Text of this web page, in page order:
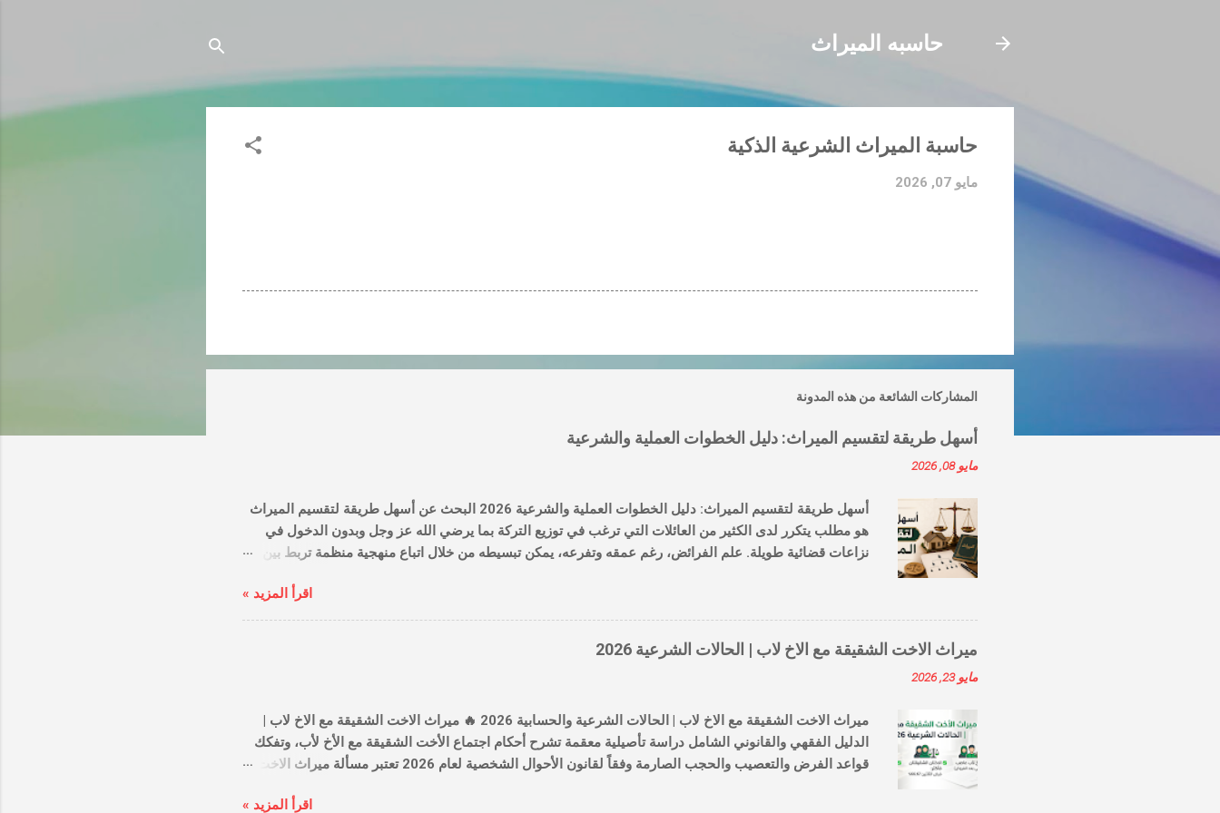
حاسبه الميراث
حاسبة الميراث الشرعية الذكية
مايو 07, 2026
المشاركات الشائعة من هذه المدونة
أسهل طريقة لتقسيم الميراث: دليل الخطوات العملية والشرعية
مايو 08, 2026
أسهل طريقة لتقسيم الميراث: دليل الخطوات العملية والشرعية 2026 البحث عن أسهل طريقة لتقسيم الميراث
هو مطلب يتكرر لدى الكثير من العائلات التي ترغب في توزيع التركة بما يرضي الله عز وجل وبدون الدخول في
نزاعات قضائية طويلة. علم الفرائض، رغم عمقه وتفرعه، يمكن تبسيطه من خلال اتباع منهجية منظمة تربط بين
الميراث؟ في عصرنا الحالي، أصبحت التركات تضم أصولاً متنوعة من عقارات وأسهم وعملات رقمية ونقدية
بمختلف الأنواع. هذا التنوع يجعل الطريقة التقليدية في الحساب يدوياً عرضة للخطأ. لذا، فإن "الأسهل" هنا لا يعني
التهاون في الحقوق، بل يعني "الوضوح والدقة" في الوصول للنصيب الشرعي لكل وارث بالمليم. أولاً: الخطوات
اقرأ المزيد »
ميراث الاخت الشقيقة مع الاخ لاب | الحالات الشرعية 2026
مايو 23, 2026
ميراث الاخت الشقيقة مع الاخ لاب | الحالات الشرعية والحسابية 2026 🔥 ميراث الاخت الشقيقة مع الاخ لاب |
الدليل الفقهي والقانوني الشامل دراسة تأصيلية معقمة تشرح أحكام اجتماع الأخت الشقيقة مع الأخ لأب، وتفكك
قواعد الفرض والتعصيب والحجب الصارمة وفقاً لقانون الأحوال الشخصية لعام 2026 تعتبر مسألة ميراث الاخت
التساؤل بكثرة في عائلات التعدد (عندما يكون للمتوفى إخوة من أبيه وإخوة أشقاء من أبيه وأمه معاً) حول كيفية
اقرأ المزيد »